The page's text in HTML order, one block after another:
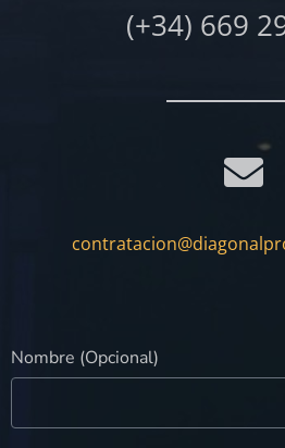
(+34) 669
Nombre (Opcional)